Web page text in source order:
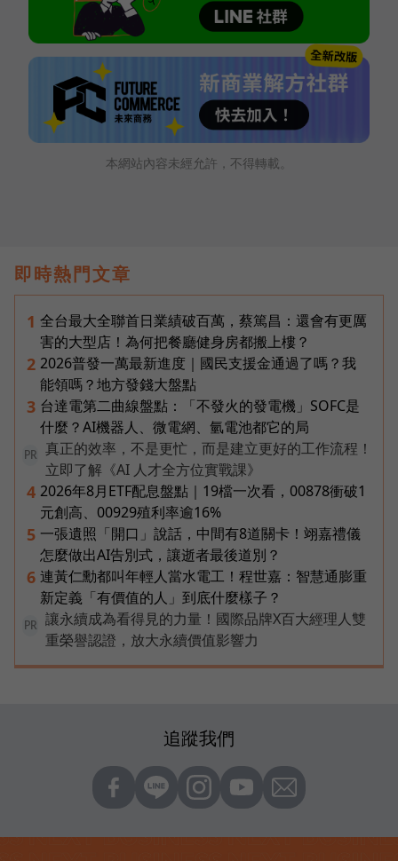
本網站內容未經允許，不得轉載。
即時熱門文章
1 全台最大全聯首日業績破百萬，蔡篤昌：還會有更厲
害的大型店！為何把餐廳健身房都搬上樓？
2 2026普發一萬最新進度｜國民支援金通過了嗎？我
能領嗎？地方發錢大盤點
3 台達電第二曲線盤點：「不發火的發電機」SOFC是
什麼？AI機器人、微電網、氫電池都它的局
PR
真正的效率，不是更忙，而是建立更好的工作流程！
立即了解《AI 人才全方位實戰課》
4 2026年8月ETF配息盤點｜19檔一次看，00878衝破1
元創高、00929殖利率逾16%
5 一張遺照「開口」說話，中間有8道關卡！翊嘉禮儀
怎麼做出AI告別式，讓逝者最後道別？
6 連黃仁勳都叫年輕人當水電工！程世嘉：智慧通膨重
新定義「有價值的人」到底什麼樣子？
PR
讓永續成為看得見的力量！國際品牌X百大經理人雙
重榮譽認證，放大永續價值影響力
追蹤我們